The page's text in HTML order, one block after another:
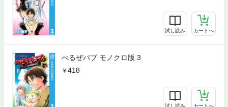
試し読み カートへ
べるぜバブ モノクロ版 3
418
試し読み カートへ